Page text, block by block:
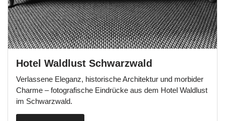
Hotel Waldlust Schwarzwald
Verlassene Eleganz, historische Architektur und morbider
Charme – fotografische Eindrücke aus dem Hotel Waldlust
im Schwarzwald.